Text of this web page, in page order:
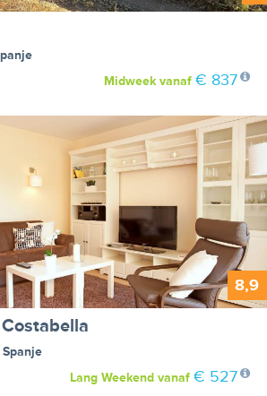
Midweekvanaf € 837
8,9
Spanje
Lang Weekendvanaf € 527